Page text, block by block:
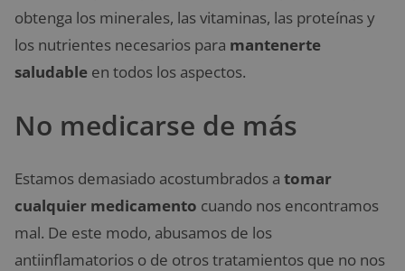
obtenga los minerales, las vitaminas, las proteínas y
los nutrientes necesarios para mantenerte
saludable en todos los aspectos.
No medicarse de más
Estamos demasiado acostumbrados a tomar
cualquier medicamento cuando nos encontramos
mal. De este modo, abusamos de los
antiinflamatorios o de otros tratamientos que no nos